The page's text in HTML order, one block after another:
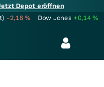
Depot eröffnen
-2,18% Dow Jones +0,14%